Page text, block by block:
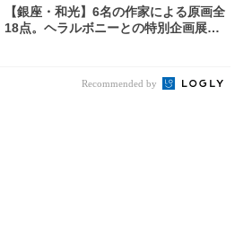
【銀座・和光】6名の作家による原画全
18点。ヘラルボニーとの特別企画展「G
Recommended by